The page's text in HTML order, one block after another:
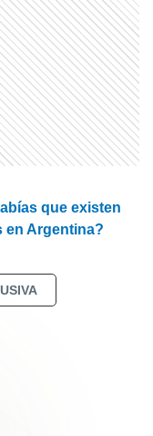
que existen
en Argentina?